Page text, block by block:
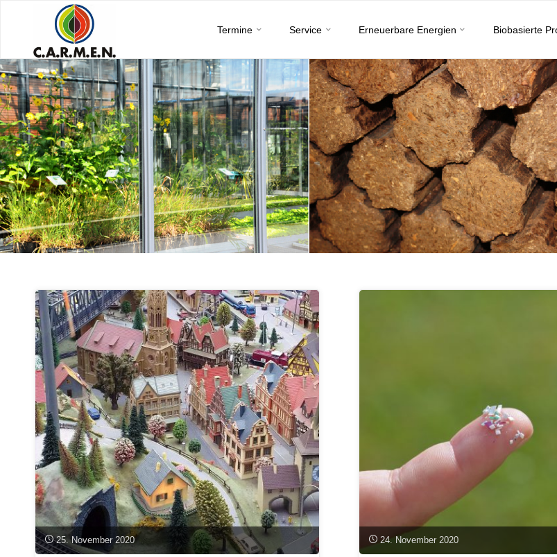
content
Termine Service Erneuerbare Energien Biobasierte
25. November 2020 24. November 2020